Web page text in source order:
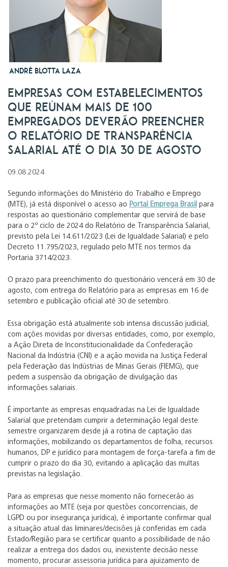
André Blotta Laza
Empresas com estabelecimentos
que reúnam mais de 100
empregados deverão preencher
o Relatório de Transparência
Salarial até o dia 30 de agosto
09.08.2024
Segundo informações do Ministério do Trabalho e Emprego
(MTE), já está disponível o acesso ao Portal Emprega Brasil para
respostas ao questionário complementar que servirá de base
para o 2º ciclo de 2024 do Relatório de Transparência Salarial,
previsto pela Lei 14.611/2023 (Lei de Igualdade Salarial) e pelo
Decreto 11.795/2023, regulado pelo MTE nos termos da
Portaria 3714/2023.
O prazo para preenchimento do questionário vencerá em 30 de
agosto, com entrega do Relatório para as empresas em 16 de
setembro e publicação oficial até 30 de setembro.
Essa obrigação está atualmente sob intensa discussão judicial,
com ações movidas por diversas entidades, como, por exemplo,
a Ação Direta de Inconstitucionalidade da Confederação
Nacional da Indústria (CNI) e a ação movida na Justiça Federal
pela Federação das Indústrias de Minas Gerais (FIEMG), que
pedem a suspensão da obrigação de divulgação das
informações salariais.
É importante as empresas enquadradas na Lei de Igualdade
Salarial que pretendam cumprir a determinação legal deste
semestre organizarem desde já a rotina de captação das
informações, mobilizando os departamentos de folha, recursos
humanos, DP e jurídico para montagem de força-tarefa a fim de
cumprir o prazo do dia 30, evitando a aplicação das multas
previstas na legislação.
Para as empresas que nesse momento não fornecerão as
informações ao MTE (seja por questões concorrenciais, de
LGPD ou por insegurança jurídica), é importante confirmar qual
a situação atual das liminares/decisões já conferidas em cada
Estado/Região para se certificar quanto a possibilidade de não
realizar a entrega dos dados ou, inexistente decisão nesse
momento, procurar assessoria jurídica para ajuizamento de